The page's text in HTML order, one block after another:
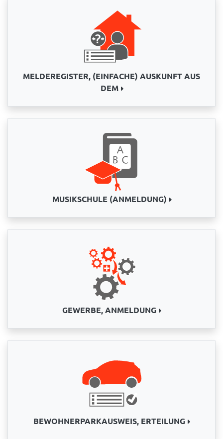
MELDEREGISTER, (EINFACHE) AUSKUNFT AUS
DEM
MUSIKSCHULE (ANMELDUNG)
GEWERBE, ANMELDUNG
BEWOHNERPARKAUSWEIS, ERTEILUNG